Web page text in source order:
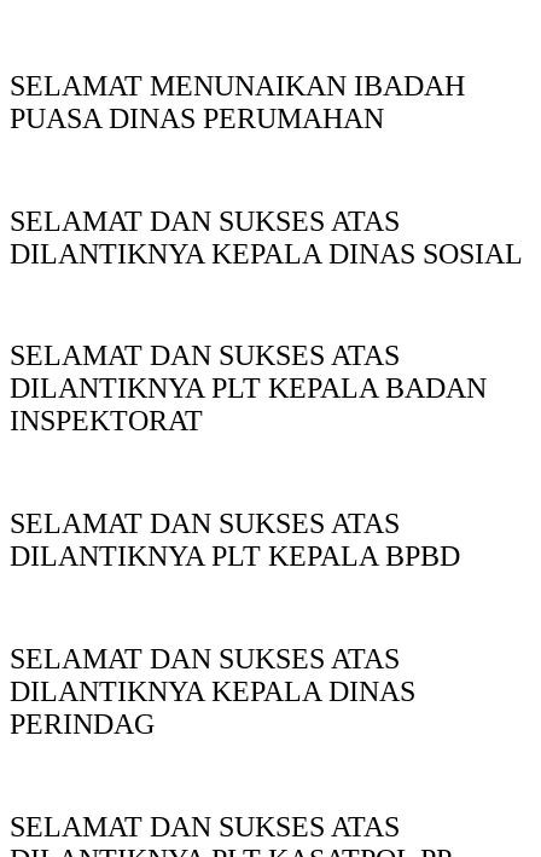
SELAMAT MENUNAIKAN IBADAH
PUASA DINAS PERUMAHAN
SELAMAT DAN SUKSES ATAS
DILANTIKNYA KEPALA DINAS SOSIAL
SELAMAT DAN SUKSES ATAS
DILANTIKNYA PLT KEPALA BADAN
INSPEKTORAT
SELAMAT DAN SUKSES ATAS
DILANTIKNYA PLT KEPALA BPBD
SELAMAT DAN SUKSES ATAS
DILANTIKNYA KEPALA DINAS
PERINDAG
SELAMAT DAN SUKSES ATAS